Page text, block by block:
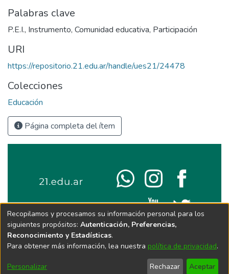
Palabras clave
P.E.I., Instrumento, Comunidad educativa, Participación
URI
https://repositorio.21.edu.ar/handle/ues21/24478
Colecciones
Educación
Página completa del ítem
Recopilamos y procesamos su información personal para los
siguientes propósitos: Autenticación, Preferencias,
Reconocimiento y Estadísticas.
Para obtener más información, lea nuestra política de privacidad.
Personalizar Rechazar Aceptar